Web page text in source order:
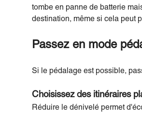
tombe en panne de batterie
destination, même si cela peut
Passez en mode
Si le pédalage est possible,
Choisissez des itinéraires
Réduire le dénivelé permet